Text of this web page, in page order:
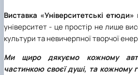
Виставка «Університетські етюди»
університет - це простір не лише
культури та невичерпної творчої
Ми щиро дякуємо кожному
частинкою своєї душі, та кожному